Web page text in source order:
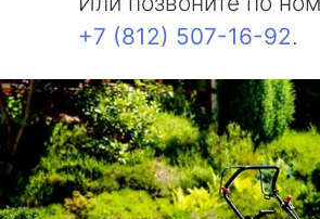
+7 (812) 507-16-92.